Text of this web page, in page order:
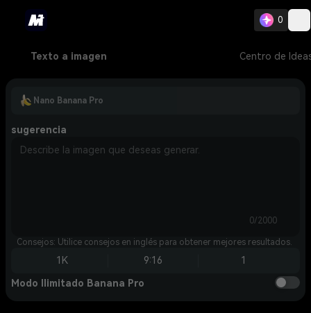
0
Texto a imagen Centro de
Nano Banana Pro
sugerencia
0/2000
Consejos: Utilice consejos en inglés para obtener mejores resultados.
1K 9:16 1
Modo Ilimitado Banana Pro